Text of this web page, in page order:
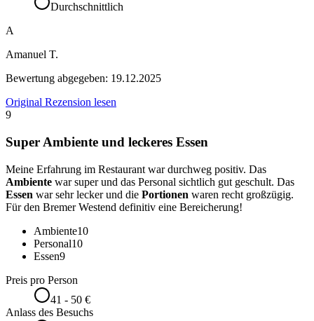
Durchschnittlich
A
Amanuel T.
Bewertung abgegeben: 19.12.2025
Original Rezension lesen
9
Super Ambiente und leckeres Essen
Meine Erfahrung im Restaurant war durchweg positiv. Das
Ambiente war super und das Personal sichtlich gut geschult. Das
Essen war sehr lecker und die Portionen waren recht großzügig.
Für den Bremer Westend definitiv eine Bereicherung!
Ambiente10
Personal10
Essen9
Preis pro Person
41 - 50 €
Anlass des Besuchs